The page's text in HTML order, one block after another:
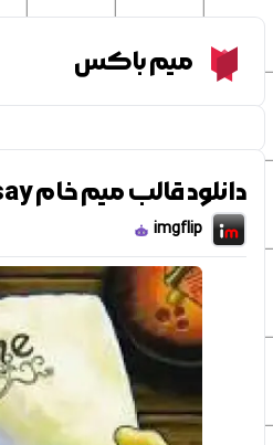
Meme Boxمیم باکس
دانلود قالب میم خام Spongebob Essay
imgflip